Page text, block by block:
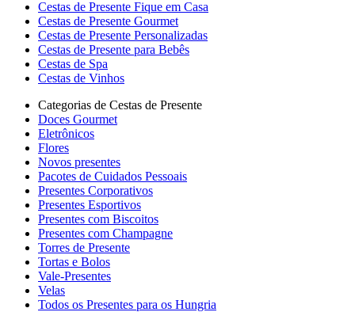
Cestas de Presente Fique em Casa
Cestas de Presente Gourmet
Cestas de Presente Personalizadas
Cestas de Presente para Bebês
Cestas de Spa
Cestas de Vinhos
Categorias de Cestas de Presente
Doces Gourmet
Eletrônicos
Flores
Novos presentes
Pacotes de Cuidados Pessoais
Presentes Corporativos
Presentes Esportivos
Presentes com Biscoitos
Presentes com Champagne
Torres de Presente
Tortas e Bolos
Vale-Presentes
Velas
Todos os Presentes para os Hungria